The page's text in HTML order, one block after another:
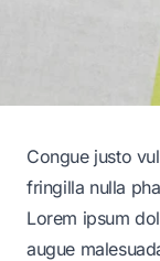
Congue justo
fringilla nulla
Lorem ipsum
augue